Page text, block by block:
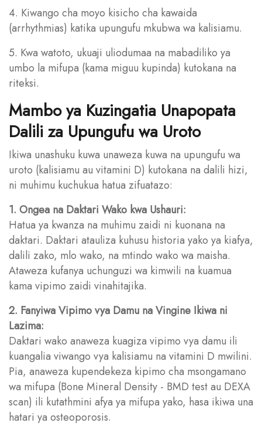
4. Kiwango cha moyo kisicho cha kawaida
(arrhythmias) katika upungufu mkubwa wa kalisiamu.
5. Kwa watoto, ukuaji uliodumaa na mabadiliko ya
umbo la mifupa (kama miguu kupinda) kutokana na
riteksi.
Mambo ya Kuzingatia Unapopata
Dalili za Upungufu wa Uroto
Ikiwa unashuku kuwa unaweza kuwa na upungufu wa
uroto (kalisiamu au vitamini D) kutokana na dalili hizi,
ni muhimu kuchukua hatua zifuatazo:
1. Ongea na Daktari Wako kwa Ushauri:
Hatua ya kwanza na muhimu zaidi ni kuonana na
daktari. Daktari atauliza kuhusu historia yako ya kiafya,
dalili zako, mlo wako, na mtindo wako wa maisha.
Ataweza kufanya uchunguzi wa kimwili na kuamua
kama vipimo zaidi vinahitajika.
2. Fanyiwa Vipimo vya Damu na Vingine Ikiwa ni
Lazima:
Daktari wako anaweza kuagiza vipimo vya damu ili
kuangalia viwango vya kalisiamu na vitamini D mwilini.
Pia, anaweza kupendekeza kipimo cha msongamano
wa mifupa (Bone Mineral Density - BMD test au DEXA
scan) ili kutathmini afya ya mifupa yako, hasa ikiwa una
hatari ya osteoporosis.